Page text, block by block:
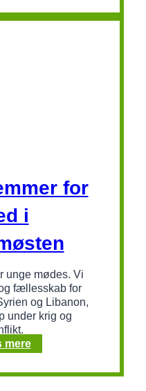
Zanzibar
for
i
unge mødes. Vi
fællesskab for
og Libanon,
under krig og
mereUnge
stemmer
for